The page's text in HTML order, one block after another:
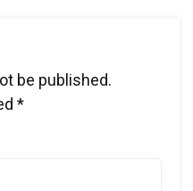
be published.
*